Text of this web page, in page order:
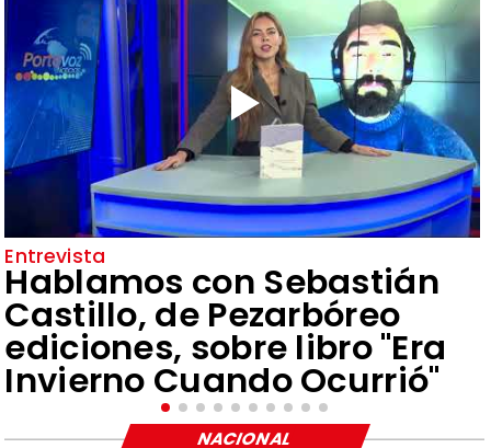
Entrevista
Hablamos con Sebastián
Castillo, de Pezarbóreo
ediciones, sobre libro "Era
Invierno Cuando Ocurrió"
NACIONAL